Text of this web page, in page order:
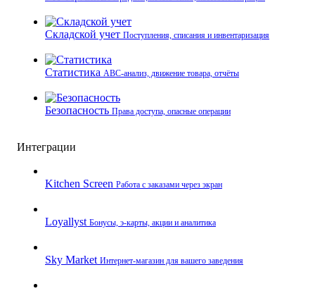
Складской учет Поступления, списания и инвентаризация
Статистика ABC-анализ, движение товара, отчёты
Безопасность Права доступа, опасные операции
Интеграции
Kitchen Screen Работа с заказами через экран
Loyallyst Бонусы, э‑карты, акции и аналитика
Sky Market Интернет‑магазин для вашего заведения